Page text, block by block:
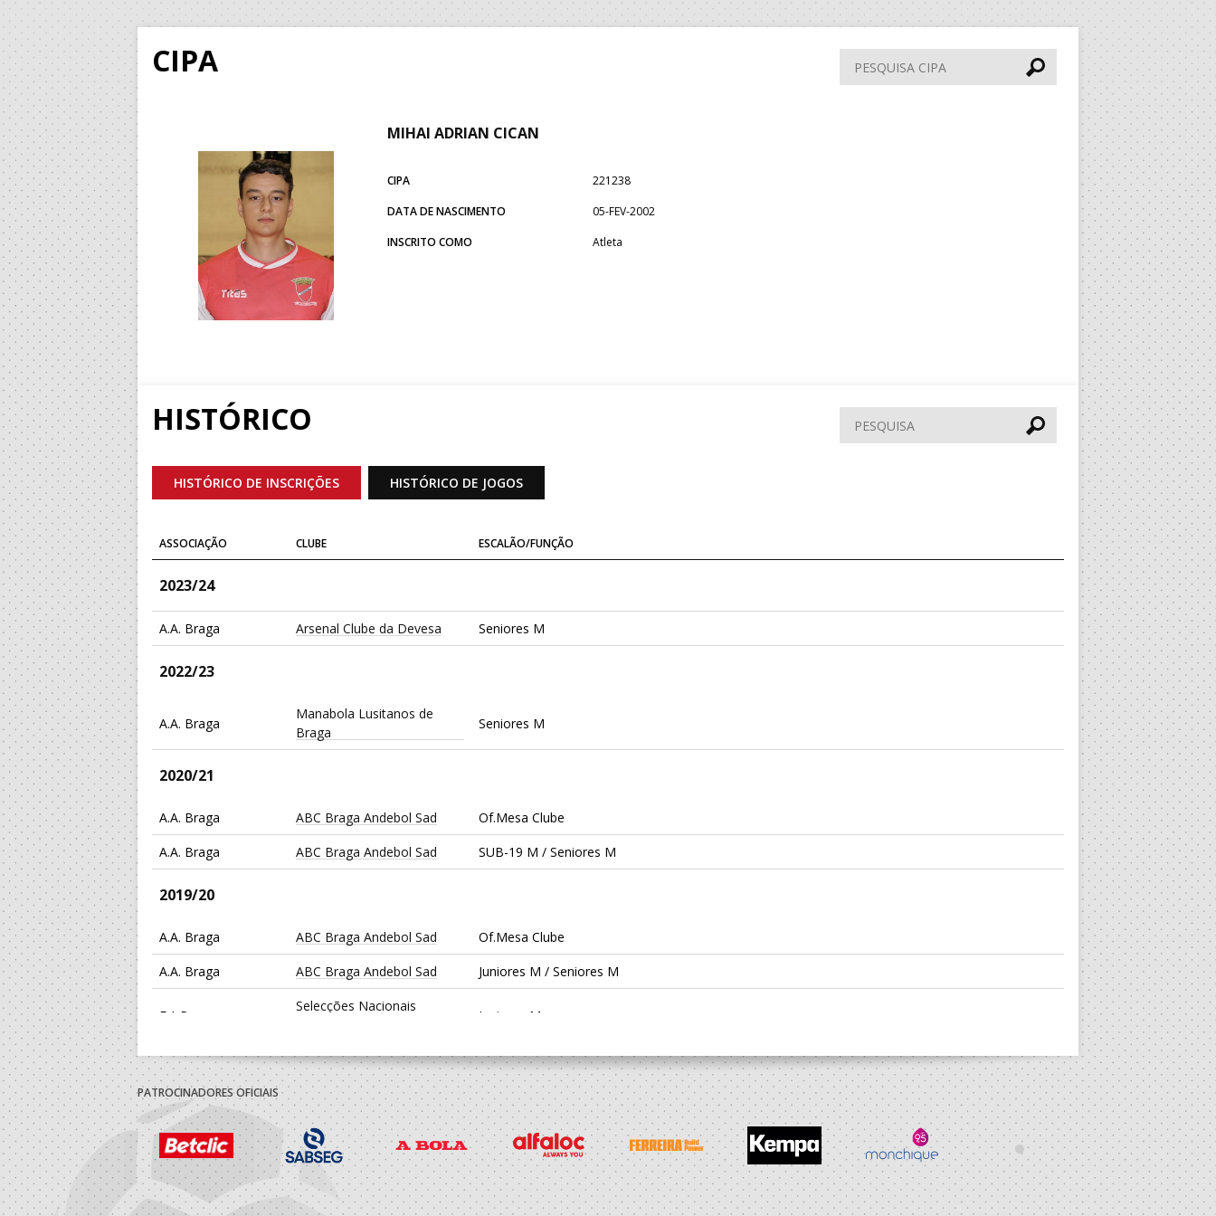
CIPA
Pesquisa
CIPA
MIHAI ADRIAN CICAN
CIPA
221238
DATA DE NASCIMENTO
05-FEV-2002
INSCRITO COMO
Atleta
HISTÓRICO Pesquisar
HISTÓRICO DE INSCRIÇÕES HISTÓRICO DE JOGOS
ASSOCIAÇÃO CLUBE ESCALÃO/FUNÇÃO
2023/24
A.A. Braga Arsenal Clube da Devesa Seniores M
2022/23
A.A. Braga
Manabola Lusitanos de
Braga
Seniores M
2020/21
A.A. Braga ABC Braga Andebol Sad
Of.Mesa Clube
A.A. Braga
ABC Braga Andebol Sad SUB-19 M / Seniores M
2019/20
A.A. Braga ABC Braga Andebol Sad
Of.Mesa Clube
A.A. Braga
ABC Braga Andebol Sad Juniores M / Seniores M
F.A.P.
Selecções Nacionais
Juniores M
2018/19
A.A. Braga ABC Braga Andebol Sad
Of.Mesa Clube
A.A. Braga
ABC Braga Andebol Sad Juvenis M / Juniores M
F.A.P.
Selecções Nacionais
Masculinas
Juvenis M
PATROCINADORES OFICIAIS